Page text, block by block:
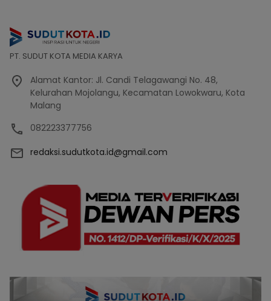
PT. SUDUT KOTA MEDIA KARYA
Alamat Kantor: Jl. Candi Telagawangi No. 48,
Kelurahan Mojolangu, Kecamatan Lowokwaru, Kota
Malang
082223377756
redaksi.sudutkota.id@gmail.com